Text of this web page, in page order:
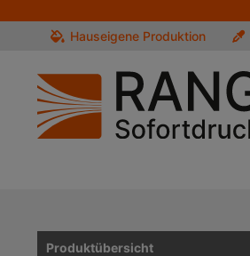
Hauseigene Produktion
Produktübersicht